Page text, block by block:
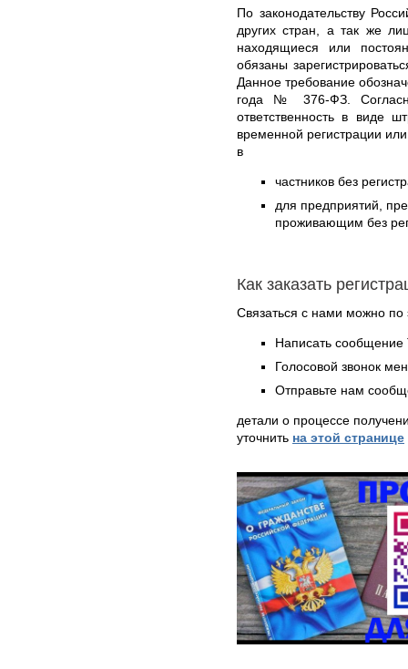
По законодательству
других стран, а так же
находящиеся или
обязаны
Данное требование
года № 376-ФЗ.
ответственность в виде
временной регистрации
в
частников без
для предприятий,
проживающим без
Как заказать
Связаться с нами можно по
Написать
Голосовой звонок
Отправьте нам
детали о процессе
уточнить на этой странице